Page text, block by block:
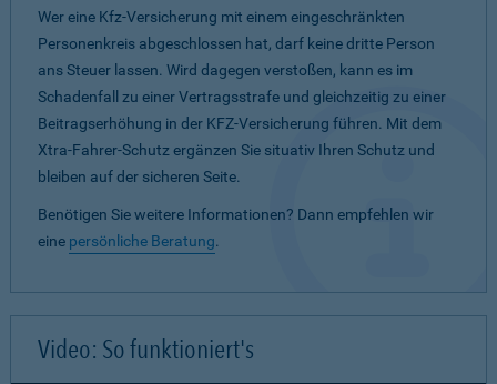
Wer eine Kfz-Versicherung mit einem eingeschränkten
Personenkreis abgeschlossen hat, darf keine dritte Person
ans Steuer lassen. Wird dagegen verstoßen, kann es im
Schadenfall zu einer Vertragsstrafe und gleichzeitig zu einer
Beitragserhöhung in der KFZ-Versicherung führen. Mit dem
Xtra-Fahrer-Schutz ergänzen Sie situativ Ihren Schutz und
bleiben auf der sicheren Seite.
Benötigen Sie weitere Informationen? Dann empfehlen wir
eine persönliche Beratung.
Video: So funktioniert's